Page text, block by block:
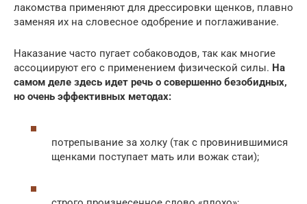
лакомства применяют для дрессировки щенков, плавно
заменяя их на словесное одобрение и поглаживание.
Наказание часто пугает собаководов, так как многие
ассоциируют его с применением физической силы. На
самом деле здесь идет речь о совершенно безобидных,
но очень эффективных методах:
потрепывание за холку (так с провинившимися
щенками поступает мать или вожак стаи);